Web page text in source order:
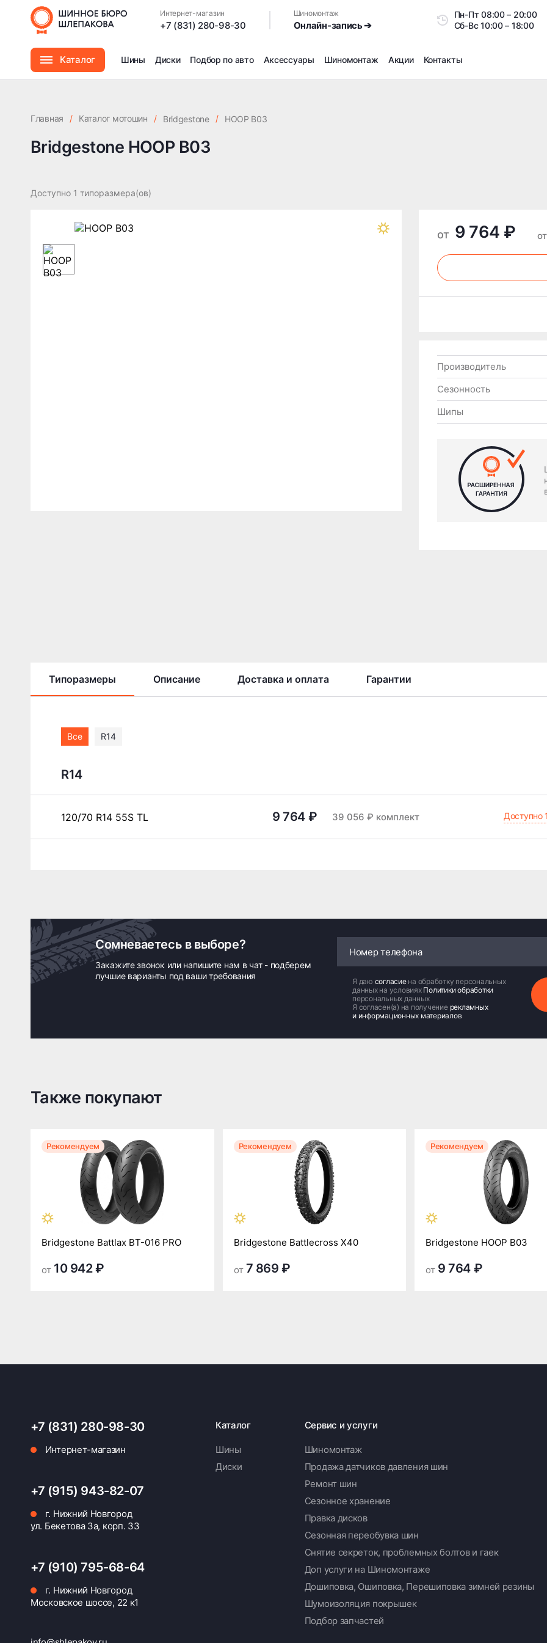
Интернет-магазин
+7 (831) 280-98-30
Шиномонтаж
Онлайн-запись ➔
Пн-Пт08:00 –
Сб-Вс10:00 – 18:00
Каталог
Аксессуары
Шины Диски Подбор по авто Аксессуары Шиномонтаж
Дошиповка, Ошиповка, Перешиповка зимней резины
Акции Контакты
Главная / Каталог мотошин / Bridgestone / HOOP B03
Bridgestone HOOP B03
Доступно 1 типоразмера(ов)
от 9 764 ₽
Производитель
Сезонность
Шипы
Типоразмеры Описание Доставка и оплата Гарантии
Все R14
R14
120/70 R14 55S TL 9 764 ₽ 39 056 ₽ комплект Доступно
Сомневаетесь в выборе?
Закажите звонок или напишите нам в чат - подберем
лучшие варианты под ваши требования
Я даю согласие на обработку персональных
данных на условиях Политики обработки
персональных данных
Я согласен(а) на получение рекламных
и информационных материалов
Также покупают
Рекомендуем
Bridgestone Battlax BT-016 PRO
от 10 942 ₽
Рекомендуем
Bridgestone Battlecross X40
от 7 869 ₽
Рекомендуем
Bridgestone HOOP B03
от 9 764 ₽
+7 (831) 280-98-30
Интернет-магазин
+7 (915) 943-82-07
г. Нижний Новгород
ул. Бекетова 3а, корп. 33
+7 (910) 795-68-64
г. Нижний Новгород
Московское шоссе, 22 к1
Каталог
Шины
Диски
Сервис и услуги
Шиномонтаж
Продажа датчиков давления шин
Ремонт шин
Сезонное хранение
Правка дисков
Сезонная переобувка шин
Снятие секреток, проблемных болтов и гаек
Доп услуги на Шиномонтаже
Дошиповка, Ошиповка, Перешиповка зимней резины
Шумоизоляция покрышек
Подбор запчастей